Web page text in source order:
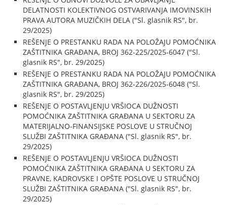
DELATNOSTI KOLEKTIVNOG OSTVARIVANJA IMOVINSKIH
PRAVA AUTORA MUZIČKIH DELA ("Sl. glasnik RS", br.
29/2025)
REŠENJE O PRESTANKU RADA NA POLOŽAJU POMOĆNIKA
ZAŠTITNIKA GRAĐANA, BROJ 362-225/2025-6047 ("Sl.
glasnik RS", br. 29/2025)
REŠENJE O PRESTANKU RADA NA POLOŽAJU POMOĆNIKA
ZAŠTITNIKA GRAĐANA, BROJ 362-226/2025-6048 ("Sl.
glasnik RS", br. 29/2025)
REŠENJE O POSTAVLJENJU VRŠIOCA DUŽNOSTI
POMOĆNIKA ZAŠTITNIKA GRAĐANA U SEKTORU ZA
MATERIJALNO-FINANSIJSKE POSLOVE U STRUČNOJ
SLUŽBI ZAŠTITNIKA GRAĐANA ("Sl. glasnik RS", br.
29/2025)
REŠENJE O POSTAVLJENJU VRŠIOCA DUŽNOSTI
POMOĆNIKA ZAŠTITNIKA GRAĐANA U SEKTORU ZA
PRAVNE, KADROVSKE I OPŠTE POSLOVE U STRUČNOJ
SLUŽBI ZAŠTITNIKA GRAĐANA ("Sl. glasnik RS", br.
29/2025)